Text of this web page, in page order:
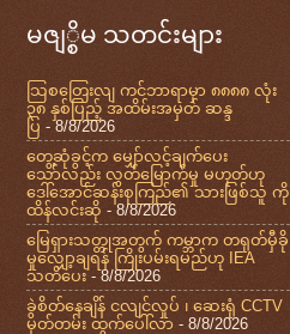
မဇျ္စိမ သတင်းများ
သြစတြေးလျ ကင်ဘာရာမှာ ၈၈၈၈ လုံး
၃၈ နှစ်ပြည့် အထိမ်းအမှတ် ဆန္ဒ
ပြ - 8/8/2026
တွေ့ဆုံခွင့်က မျှော်လင့်ချက်ပေး
သော်လည်း လွတ်မြောက်မှု မဟုတ်ဟု
ဒေါ်အောင်ဆန်းစုကြည်၏ သားဖြစ်သူ ကို
ထိန်လင်းဆို - 8/8/2026
မြေရှားသတ္တုအတွက် ကမ္ဘာက တရုတ်မှီခို
မှုလျှော့ချရန် ကြိုးပမ်းရမည်ဟု IEA
သတိပေး- 8/8/2026
ခွဲစိတ်နေချိန် ငလျင်လှုပ် ၊ ဆေးရုံ CCTV
မှတ်တမ်း ထွက်ပေါ်လာ - 8/8/2026